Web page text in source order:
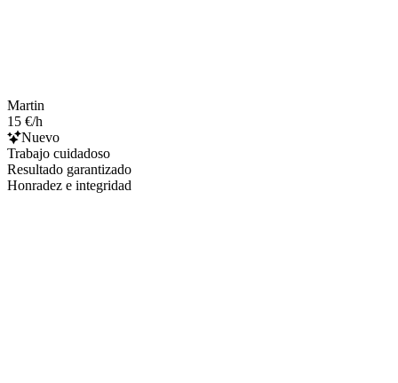
Martin
15 €/h
Nuevo
Trabajo cuidadoso
Resultado garantizado
Honradez e integridad